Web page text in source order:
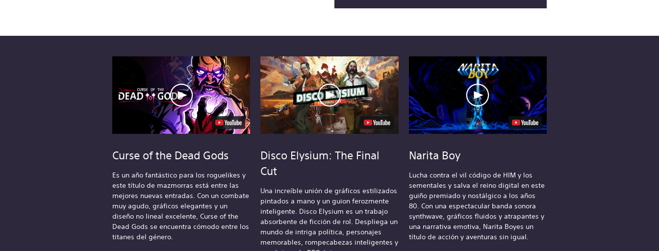
Curse of the Dead Gods
Es un año fantástico para los roguelikes y
este título de mazmorras está entre las
mejores nuevas entradas. Con un combate
muy agudo, gráficos elegantes y un
diseño no lineal excelente, Curse of the
Dead Gods se encuentra cómodo entre los
titanes del género.
Disco Elysium: The Final
Cut
Una increíble unión de gráficos estilizados
pintados a mano y un guion ferozmente
inteligente. Disco Elysium es un trabajo
absorbente de ficción de rol. Despliega un
mundo de intriga política, personajes
memorables, rompecabezas inteligentes y
Narita Boy
Lucha contra el vil código de HIM y los
sementales y salva el reino digital en este
guiño premiado y nostálgico a los años
80. Con una espectacular banda sonora
synthwave, gráficos fluidos y atrapantes y
una narrativa emotiva, Narita Boyes un
título de acción y aventuras sin igual.